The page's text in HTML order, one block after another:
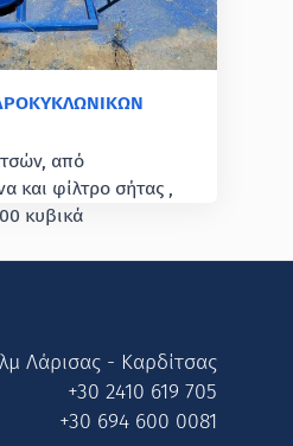
από
και φίλτρο σήτας ,
κυβικά
Λάρισας - Καρδίτσας
+30 2410 619 705
+30 694 600 0081